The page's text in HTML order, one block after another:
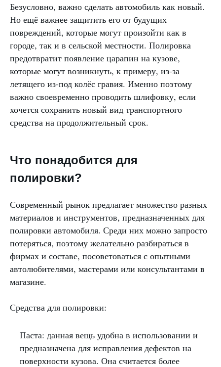
Безусловно, важно сделать автомобиль как новый.
Но ещё важнее защитить его от будущих
повреждений, которые могут произойти как в
городе, так и в сельской местности. Полировка
предотвратит появление царапин на кузове,
которые могут возникнуть, к примеру, из-за
летящего из-под колёс гравия. Именно поэтому
важно своевременно проводить шлифовку, если
хочется сохранить новый вид транспортного
средства на продолжительный срок.
Что понадобится для
полировки?
Современный рынок предлагает множество разных
материалов и инструментов, предназначенных для
полировки автомобиля. Среди них можно запросто
потеряться, поэтому желательно разбираться в
фирмах и составе, посоветоваться с опытными
автолюбителями, мастерами или консультантами в
магазине.
Средства для полировки:
Паста: данная вещь удобна в использовании и
предназначена для исправления дефектов на
поверхности кузова. Она считается более